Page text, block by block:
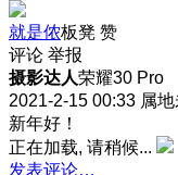
就是侬板凳 赞
评论 举报
摄影达人荣耀30 Pro
2021-2-15 00:33 属
新年好！
正在加载, 请稍候...
发表评论…